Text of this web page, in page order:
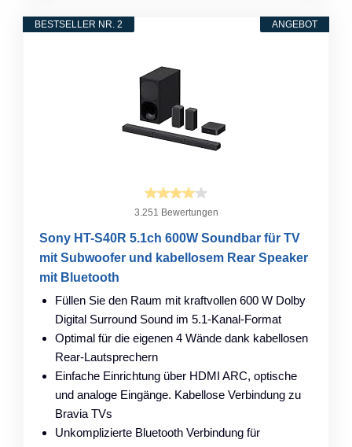
ANGEBOT
BESTSELLER NR. 2
3.251 Bewertungen
Sony HT-S40R 5.1ch 600W Soundbar für TV
mit Subwoofer und kabellosem Rear Speaker
mit Bluetooth
Füllen Sie den Raum mit kraftvollen 600 W Dolby
Digital Surround Sound im 5.1-Kanal-Format
Optimal für die eigenen 4 Wände dank kabellosen
Rear-Lautsprechern
Einfache Einrichtung über HDMI ARC, optische
und analoge Eingänge. Kabellose Verbindung zu
Bravia TVs
Unkomplizierte Bluetooth Verbindung für